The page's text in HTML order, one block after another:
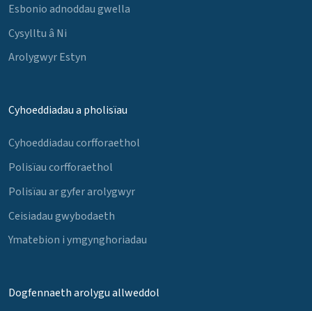
Esbonio adnoddau gwella
Cysylltu â Ni
Arolygwyr Estyn
Cyhoeddiadau a pholisïau
Cyhoeddiadau corfforaethol
Polisïau corfforaethol
Polisïau ar gyfer arolygwyr
Ceisiadau gwybodaeth
Ymatebion i ymgynghoriadau
Dogfennaeth arolygu allweddol